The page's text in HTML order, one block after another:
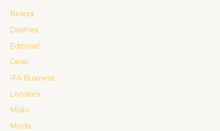
Beleza
Desfiles
Editorial
Geral
IFA Business
Londres
Milão
Moda